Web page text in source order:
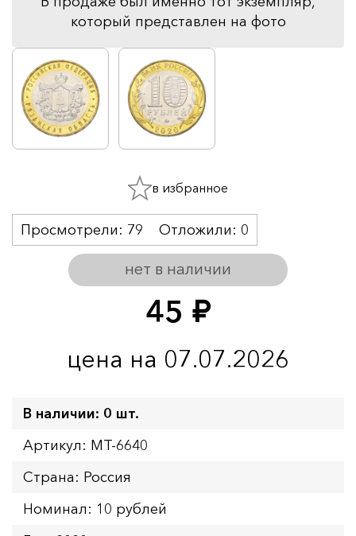
который представлен на фото
45 руб.
цена на 07.07.2026
нет в наличии
Просмотрели: 79 Отложили: 0
в избранное
В наличии: 0 шт.
Артикул: MT-6640
Страна: Россия
Номинал: 10 рублей